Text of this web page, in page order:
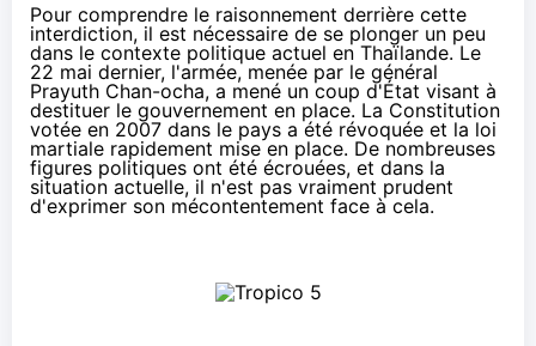
Pour comprendre le raisonnement derrière cette
interdiction, il est nécessaire de se plonger un peu
dans le contexte politique actuel en Thaïlande. Le
22 mai dernier, l'armée, menée par le général
Prayuth Chan-ocha, a mené un coup d'État visant à
destituer le gouvernement en place. La Constitution
votée en 2007 dans le pays a été révoquée et la loi
martiale rapidement mise en place. De nombreuses
figures politiques ont été écrouées, et dans la
situation actuelle, il n'est pas vraiment prudent
d'exprimer son mécontentement face à cela.